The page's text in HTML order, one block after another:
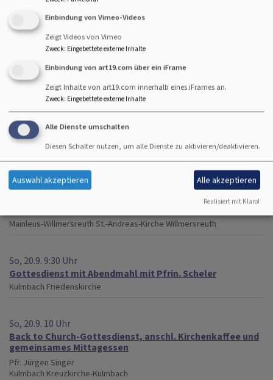
Do, 17.9. 10 Uhr
Grundschule Burghaig
Kulmbach Ev.-luth. Johanneskirche- Burghaig
So, 20.9. 9 Uhr
Gottesdienst
Pfarrerin Heidrun Hemme
PresseckDreifaltigkeitskirche
Mainleus-Willmersreuth St.-Andreas-Kirche Willmersreuth
So, 20.9. 9:30 Uhr
Gottesdienst mit Abendmahl mit Pfrin. Scheler
Kulmbach Friedenskirche
So, 20.9. 10 Uhr
Back to Church-Gottesdienst, anschl. Kirchenkaffee und
gemeinsames Mittagessen
Pfr. Jürgen Singer
Kulmbach Kreuzkirche-Kulmbach
Einbindung von Vimeo-Videos
Zeigt Videos von Vimeo
Zweck: Eingebettete externe Inhalte
Einbindung von art19.com über ein iFrame
Zeigt Inhalte von art19.com innerhalb eines iFrames an.
Zweck: Eingebettete externe Inhalte
Alle Dienste umschalten
Diesen Schalter nutzen, um alle Dienste zu aktivieren/deaktivieren.
Auswahl akzeptieren Alle akzeptieren
Realisiert mit Klaro!